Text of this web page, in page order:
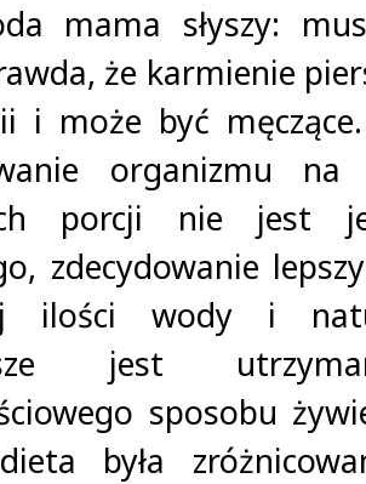
mama słyszy:
że karmienie
i może być
organizmu na
porcji nie jest
zdecydowanie
ilości wody i
jest
sposobu
była